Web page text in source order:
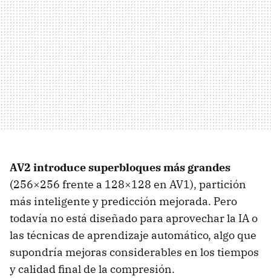
AV2 introduce superbloques más grandes
(256×256 frente a 128×128 en AV1), partición
más inteligente y predicción mejorada. Pero
todavía no está diseñado para aprovechar la IA o
las técnicas de aprendizaje automático, algo que
supondría mejoras considerables en los tiempos
y calidad final de la compresión.